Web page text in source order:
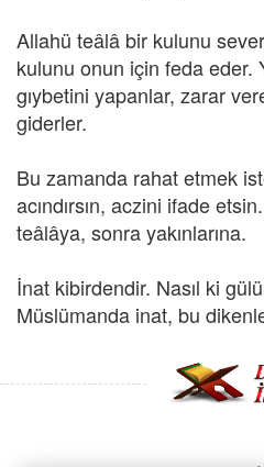
Allahü teâlâ bir kulunu
kulunu onun için feda eder.
gıybetini yapanlar, zarar
giderler.
Bu zamanda rahat etmek
acındırsın, aczini ifade
teâlâya, sonra yakınlarına.
İnat kibirdendir. Nasıl ki
Müslümanda inat, bu